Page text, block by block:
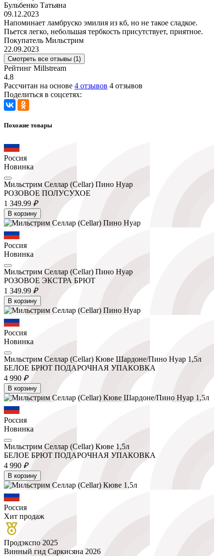
Бульбенко Татьяна
09.12.2023
Напоминает ламбруско эмилия из кб, но не такое сладкое.
Пьется легко, небольшая тербкость присутствует, приятное.
Покупатель Мильстрим
22.09.2023
Смотреть все отзывы (1)
Рейтинг Millstream
4.8
Рассчитан на основе 4 отзывов 4 отзывов
Поделиться в соцсетях:
Похожие товары
Россия
Новинка
Мильстрим Селлар (Cellar) Пино Нуар
РОЗОВОЕ ПОЛУСУХОЕ
1 349.99 ₽
В корзину
Россия
Новинка
Мильстрим Селлар (Cellar) Пино Нуар
РОЗОВОЕ ЭКСТРА БРЮТ
1 349.99 ₽
В корзину
Россия
Новинка
Мильстрим Селлар (Cellar) Кюве Шардоне/Пино Нуар 1,5л
БЕЛОЕ БРЮТ ПОДАРОЧНАЯ УПАКОВКА
4 990 ₽
В корзину
Россия
Новинка
Мильстрим Селлар (Cellar) Кюве 1,5л
БЕЛОЕ БРЮТ ПОДАРОЧНАЯ УПАКОВКА
4 990 ₽
В корзину
Россия
Хит продаж
Продэкспо 2025
Винный гид Саркисяна 2026